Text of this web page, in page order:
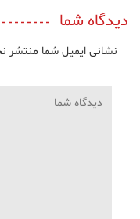
دیدگاه شما
نشانی ایمیل شما منتشر